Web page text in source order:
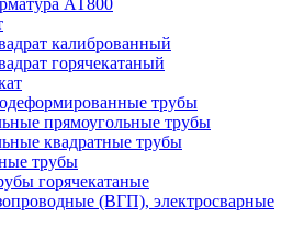
АТ800
калиброванный
горячекатаный
трубы
прямоугольные трубы
квадратные трубы
трубы
горячекатаные
(ВГП), электросварные